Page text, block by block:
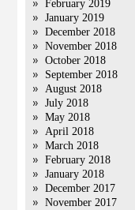
February 2019
January 2019
December 2018
November 2018
October 2018
September 2018
August 2018
July 2018
May 2018
April 2018
March 2018
February 2018
January 2018
December 2017
November 2017